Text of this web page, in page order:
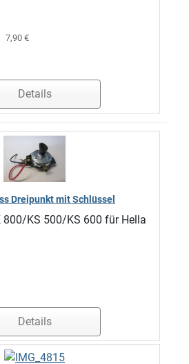
7,90 €
Details
Dreipunkt mit Schlüssel
KS 500/KS 600 für Hella
Details